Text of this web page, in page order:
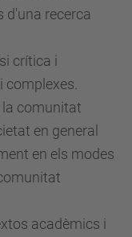
d'una recerca
crítica i
comunitat
en general
en els modes
acadèmics i